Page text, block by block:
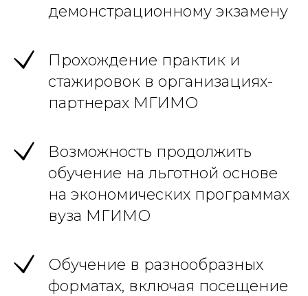
демонстрационному экзамену
Прохождение практик и
стажировок в организациях-
партнерах МГИМО
Возможность продолжить
обучение на льготной основе
на экономических программах
вуза МГИМО
Обучение в разнообразных
форматах, включая посещение